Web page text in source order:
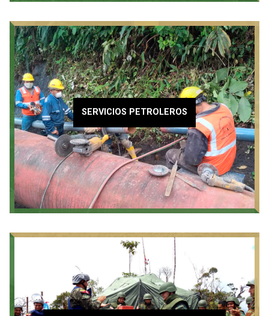
SERVICIOS PETROLEROS